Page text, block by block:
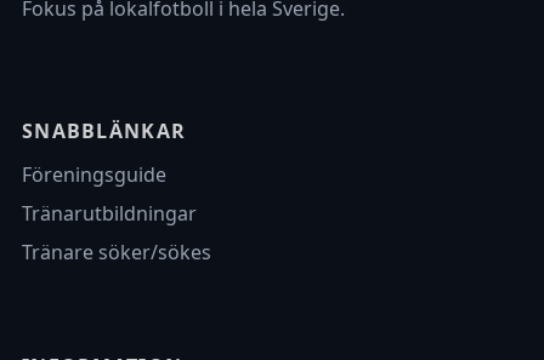
Fokus på lokalfotboll i hela Sverige.
SNABBLÄNKAR
Föreningsguide
Tränarutbildningar
Tränare söker/sökes